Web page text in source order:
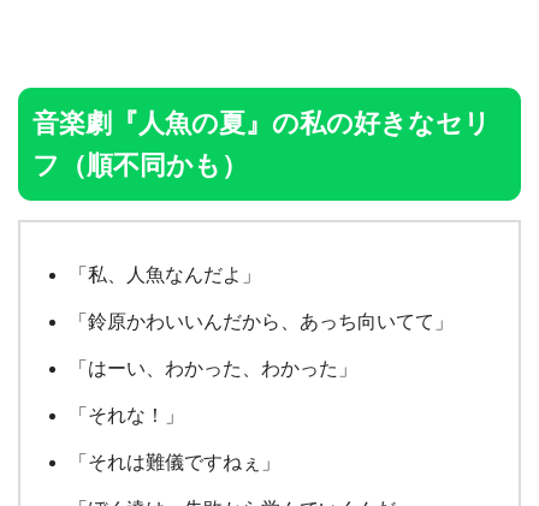
音楽劇『人魚の夏』の私の好きなセリ
フ（順不同かも）
「私、人魚なんだよ」
「鈴原かわいいんだから、あっち向いてて」
「はーい、わかった、わかった」
「それな！」
「それは難儀ですねぇ」